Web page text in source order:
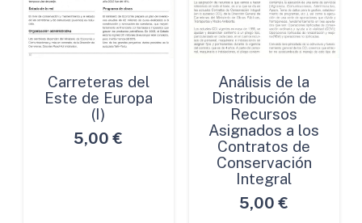
Carreteras del
Este de Europa
(I)
5,00 €
Análisis de la
Distribución de
Recursos
Asignados a los
Contratos de
Conservación
Integral
5,00 €